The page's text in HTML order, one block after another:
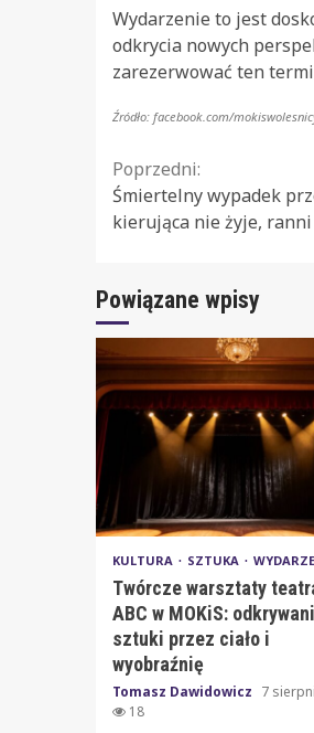
Wydarzenie to jest
odkrycia nowych
zarezerwować ten
Źródło: facebook.com/
Continue
Reading
Poprzedni:
Śmiertelny wypadek
kierująca nie żyje,
Powiązane wpisy
KULTURA SZTUKA
Twórcze warsztaty
ABC w MOKiS:
sztuki przez ciało i
wyobraźnię
Tomasz Dawidowicz 7
18